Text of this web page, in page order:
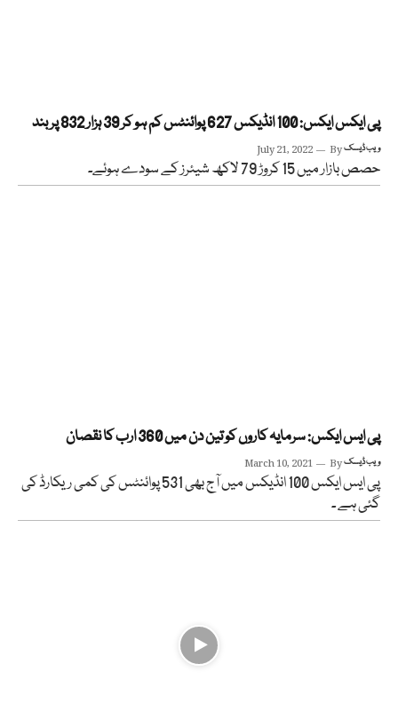
پی ایکس ایکس: 100 انڈیکس 627 پوائنٹس کم ہو کر 39 ہزار 832 پر بند
July 21, 2022 Byویب ڈیسک
حصص بازار میں 15 کروڑ 79 لاکھ شیئرز کے سودے ہوئے۔
پی ایس ایکس: سرمایہ کاروں کو تین دن میں 360 ارب کا نقصان
March 10, 2021 Byویب ڈیسک
پی ایس ایکس 100 انڈیکس میں آج بھی 531 پوائنٹس کی کمی ریکارڈ کی
گئی ہے ۔